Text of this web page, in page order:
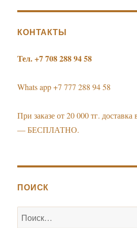
КОНТАКТЫ
Тел. +7 708 288 94 58
Whats app +7 777 288 94 58
При заказе от 20 000 тг.
— БЕСПЛАТНО.
ПОИСК
Искать: